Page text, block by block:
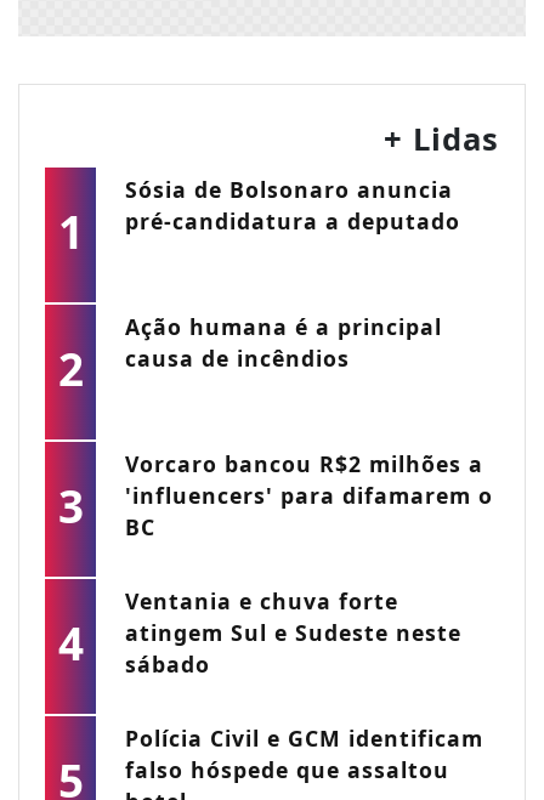
+ Lidas
1
Sósia de Bolsonaro anuncia
pré-candidatura a deputado
2
Ação humana é a principal
causa de incêndios
3
Vorcaro bancou R$2 milhões a
'influencers' para difamarem o
BC
4
Ventania e chuva forte
atingem Sul e Sudeste neste
sábado
5
Polícia Civil e GCM identificam
falso hóspede que assaltou